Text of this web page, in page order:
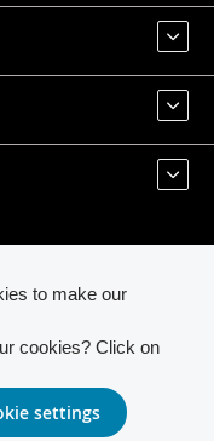
to make our
cookies? Click on
settings